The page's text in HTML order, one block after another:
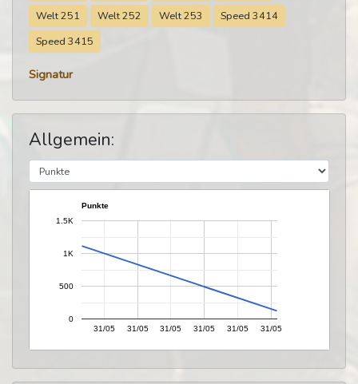
Welt 251
Welt 252 Welt 253
Speed 3414
Speed 3415
Signatur
Allgemein:
Punkte
31/05 31/05 31/05
31/05 31/05 31/05
0
500
1K
1.5K